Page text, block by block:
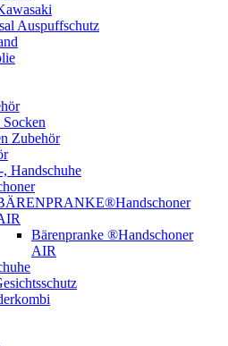
Auspuffschutz
Socken
Zubehör
Handschuhe
Bärenpranke ®Handschoner
AIR